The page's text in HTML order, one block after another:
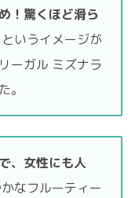
！驚くほど滑ら
いうイメージが
ーガル ミズナラ
。
、女性にも人
なフルーティー